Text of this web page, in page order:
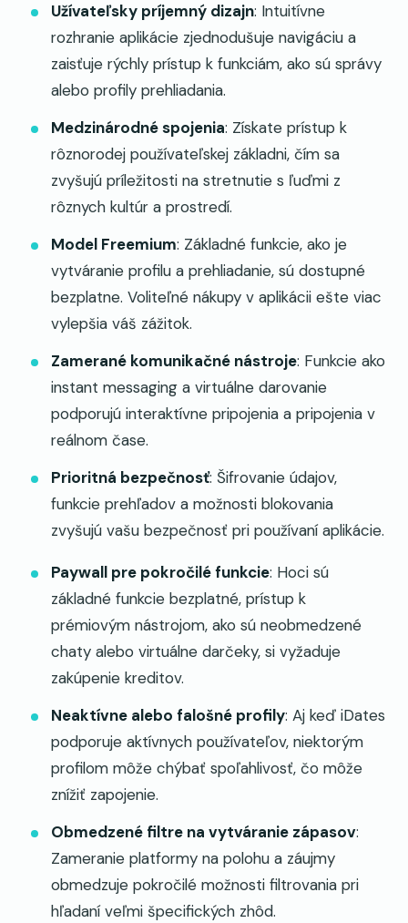
Užívateľsky príjemný dizajn: Intuitívne
rozhranie aplikácie zjednodušuje navigáciu a
zaisťuje rýchly prístup k funkciám, ako sú správy
alebo profily prehliadania.
Medzinárodné spojenia: Získate prístup k
rôznorodej používateľskej základni, čím sa
zvyšujú príležitosti na stretnutie s ľuďmi z
rôznych kultúr a prostredí.
Model Freemium: Základné funkcie, ako je
vytváranie profilu a prehliadanie, sú dostupné
bezplatne. Voliteľné nákupy v aplikácii ešte viac
vylepšia váš zážitok.
Zamerané komunikačné nástroje: Funkcie ako
instant messaging a virtuálne darovanie
podporujú interaktívne pripojenia a pripojenia v
reálnom čase.
Prioritná bezpečnosť: Šifrovanie údajov,
funkcie prehľadov a možnosti blokovania
zvyšujú vašu bezpečnosť pri používaní aplikácie.
Paywall pre pokročilé funkcie: Hoci sú
základné funkcie bezplatné, prístup k
prémiovým nástrojom, ako sú neobmedzené
chaty alebo virtuálne darčeky, si vyžaduje
zakúpenie kreditov.
Neaktívne alebo falošné profily: Aj keď iDates
podporuje aktívnych používateľov, niektorým
profilom môže chýbať spoľahlivosť, čo môže
znížiť zapojenie.
Obmedzené filtre na vytváranie zápasov:
Zameranie platformy na polohu a záujmy
obmedzuje pokročilé možnosti filtrovania pri
hľadaní veľmi špecifických zhôd.